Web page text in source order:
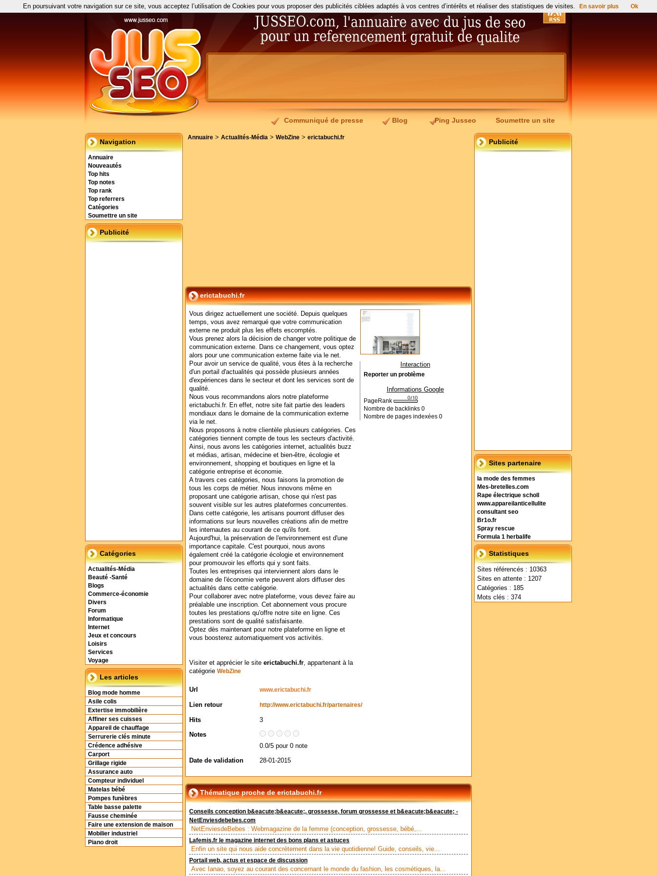
Communiqué de presse Blog Ping Jusseo Soumettre un site
Navigation
Annuaire
Nouveautés
Top hits
Top notes
Top rank
Top referrers
Catégories
Soumettre un site
Publicité
Catégories
Actualités-Média
Beauté -Santé
Blogs
Commerce-économie
Divers
Forum
Informatique
Internet
Jeux et concours
Loisirs
Services
Voyage
Les articles
Blog mode homme
Asile colis
Extertise immobilière
Affiner ses cuisses
Appareil de chauffage
Serrurerie clés minute
Crédence adhésive
Carport
Grillage rigide
Assurance auto
Compteur individuel
Matelas bébé
Pompes funèbres
Table basse palette
Fausse cheminée
Faire une extension de maison
Mobilier industriel
Piano droit
Publicité
Sites partenaire
la mode des femmes
Mes-bretelles.com
Rape électrique scholl
www.appareilanticellulite
consultant seo
Br1o.fr
Spray rescue
Formula 1 herbalife
Statistiques
Sites référencés : 10363
Sites en attente : 1207
Catégories : 185
Mots clés : 374
Annuaire > Actualités-Média > WebZine > erictabuchi.fr
erictabuchi.fr
Vous dirigez actuellement une société. Depuis quelques
temps, vous avez remarqué que votre communication
externe ne produit plus les effets escomptés.
Vous prenez alors la décision de changer votre politique de
communication externe. Dans ce changement, vous optez
alors pour une communication externe faite via le net.
Pour avoir un service de qualité, vous êtes à la recherche
d'un portail d'actualités qui possède plusieurs années
d'expériences dans le secteur et dont les services sont de
qualité.
Nous vous recommandons alors notre plateforme
erictabuchi.fr. En effet, notre site fait partie des leaders
mondiaux dans le domaine de la communication externe
via le net.
Nous proposons à notre clientèle plusieurs catégories. Ces
catégories tiennent compte de tous les secteurs d'activité.
Ainsi, nous avons les catégories internet, actualités buzz
et médias, artisan, médecine et bien-être, écologie et
environnement, shopping et boutiques en ligne et la
catégorie entreprise et économie.
A travers ces catégories, nous faisons la promotion de
tous les corps de métier. Nous innovons même en
proposant une catégorie artisan, chose qui n'est pas
souvent visible sur les autres plateformes concurrentes.
Dans cette catégorie, les artisans pourront diffuser des
informations sur leurs nouvelles créations afin de mettre
les internautes au courant de ce qu'ils font.
Aujourd'hui, la préservation de l'environnement est d'une
importance capitale. C'est pourquoi, nous avons
également créé la catégorie écologie et environnement
pour promouvoir les efforts qui y sont faits.
Toutes les entreprises qui interviennent alors dans le
domaine de l'économie verte peuvent alors diffuser des
actualités dans cette catégorie.
Pour collaborer avec notre plateforme, vous devez faire au
préalable une inscription. Cet abonnement vous procure
toutes les prestations qu'offre notre site en ligne. Ces
prestations sont de qualité satisfaisante.
Optez dès maintenant pour notre plateforme en ligne et
vous boosterez automatiquement vos activités.
Visiter et apprécier le site erictabuchi.fr, appartenant à la
catégorie WebZine
Url www.erictabuchi.fr
Lien retour http://www.erictabuchi.fr/partenaires/
Hits
3
Notes
0.0/5 pour 0 note
Date de validation
28-01-2015
Interaction
Reporter un problème
Informations Google
PageRank
Nombre de backlinks 0
Nombre de pages indexées 0
Thématique proche de erictabuchi.fr
Conseils conception b&eacute;b&eacute;, grossesse, forum grossesse et b&eacute;b&eacute; -
NetEnviesdebebes.com
NetEnviesdeBebes : Webmagazine de la femme (conception, grossesse, bébé,...
Lafemis.fr le magazine internet des bons plans et astuces
Enfin un site qui nous aide concrètement dans la vie quotidienne! Guide, conseils, vie...
Portail web, actus et espace de discussion
Avec Ianao, soyez au courant des concernant le monde du fashion, les cosmétiques, la...
En poursuivant votre navigation sur ce site, vous acceptez l’utilisation de Cookies pour vous proposer des publicités ciblées adaptés à vos centres d’intérêts et réaliser des statistiques de visites. En savoir plus Ok